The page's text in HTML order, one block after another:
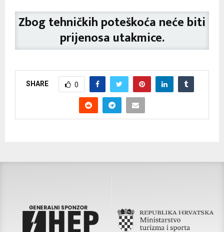
Zbog tehničkih poteškoća neće biti
prijenosa utakmice.
SHARE 0